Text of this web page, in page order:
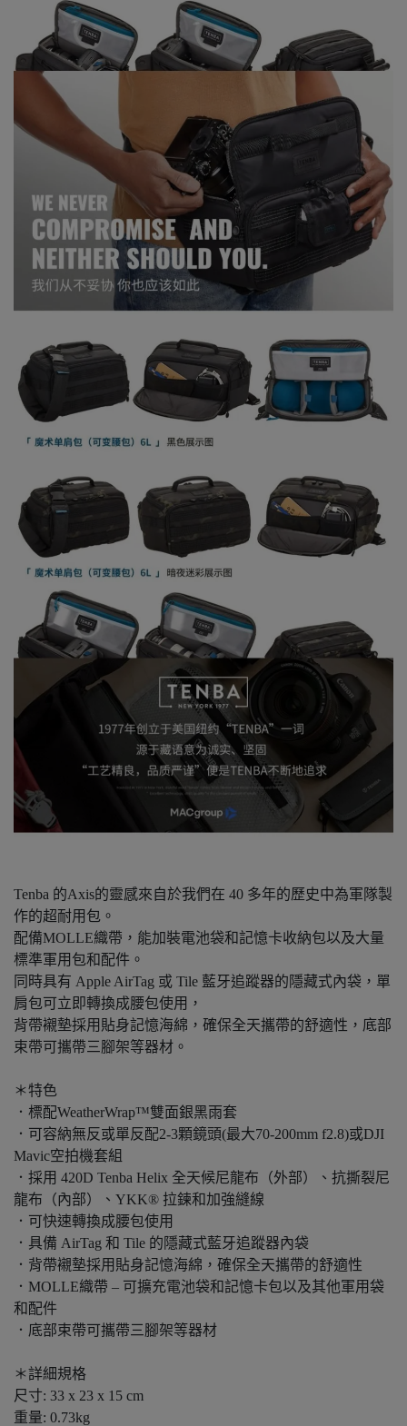
Tenba 的Axis的靈感來自於我們在 40 多年的歷史中為軍隊製
作的超耐用包。
配備MOLLE織帶，能加裝電池袋和記憶卡收納包以及大量
標準軍用包和配件。
同時具有 Apple AirTag 或 Tile 藍牙追蹤器的隱藏式內袋，單
肩包可立即轉換成腰包使用，
背帶襯墊採用貼身記憶海綿，確保全天攜帶的舒適性，底部
束帶可攜帶三腳架等器材。
＊特色
．標配WeatherWrap™雙面銀黑雨套
．可容納無反或單反配2-3顆鏡頭(最大70-200mm f2.8)或DJI
Mavic空拍機套組
．採用 420D Tenba Helix 全天候尼龍布（外部）、抗撕裂尼
龍布（內部）、YKK® 拉鍊和加強縫線
．可快速轉換成腰包使用
．具備 AirTag 和 Tile 的隱藏式藍牙追蹤器內袋
．背帶襯墊採用貼身記憶海綿，確保全天攜帶的舒適性
．MOLLE織帶 – 可擴充電池袋和記憶卡包以及其他軍用袋
和配件
．底部束帶可攜帶三腳架等器材
＊詳細規格
尺寸: 33 x 23 x 15 cm
重量: 0.73kg